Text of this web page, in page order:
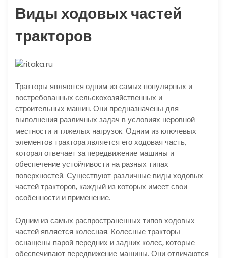
Виды ходовых частей
тракторов
Тракторы являются одним из самых популярных и
востребованных сельскохозяйственных и
строительных машин. Они предназначены для
выполнения различных задач в условиях неровной
местности и тяжелых нагрузок. Одним из ключевых
элементов трактора является его ходовая часть,
которая отвечает за передвижение машины и
обеспечение устойчивости на разных типах
поверхностей. Существуют различные виды ходовых
частей тракторов, каждый из которых имеет свои
особенности и применение.
Одним из самых распространенных типов ходовых
частей является колесная. Колесные тракторы
оснащены парой передних и задних колес, которые
обеспечивают передвижение машины. Они отличаются